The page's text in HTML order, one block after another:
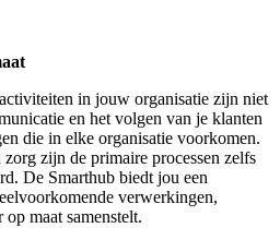
in jouw organisatie zijn niet
en het volgen van je klanten
die in elke organisatie voorkomen.
zijn de primaire processen zelfs
De Smarthub biedt jou een
verwerkingen,
maat samenstelt.